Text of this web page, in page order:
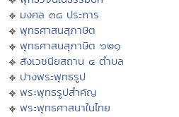
มงคล ๓๘ ประการ
พุทธศาสนสุภาษิต
พุทธศาสนสุภาษิต ๖๒๑
สังเวชนียสถาน ๔ ตำบล
ปางพระพุทธรูป
พระพุทธรูปสำคัญ
พระพุทธศาสนาในไทย